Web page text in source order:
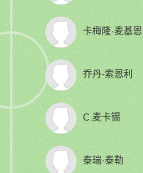
卡梅隆·麦基恩
乔丹-索恩利
C.麦卡锡
泰瑞·泰勒